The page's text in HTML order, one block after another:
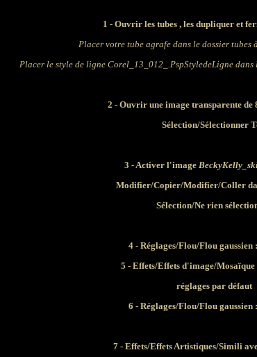
1 - Ouvrir les tubes , les dupliquer et
Placer votre tube agrafe dans le dossier tubes
Placer le style de ligne Corel_13_012_.PspStyledeLigne dans
2 - Ouvrir une image transparente de
Sélection/Sélectionner
3 - Activer l'image
Modifier/Copier/Modifier/Coller
Sélection/Ne rien
4 - Réglages/Flou/Flou gaussien
5 - Effets/Effets d'image/
réglages par défaut
6 - Réglages/Flou/Flou gaussien
7 - Effets/Effets Artistiques/Simili